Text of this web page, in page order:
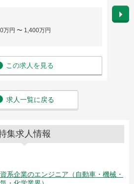
円 〜 1,400万円
この求人を見る
勤務
英語
求人一覧に戻る
集求人情報
系企業のエンジニア（自動車・機械・